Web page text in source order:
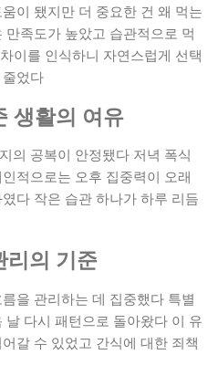
이 됐지만 더 중요한 건 왜 먹는
족도가 높았고 습관적으로 먹
이를 인식하니 자연스럽게 선택
었다
생활의 여유
의 공복이 안정됐다 저녁 폭식
적으로는 오후 집중력이 오래
다 작은 습관 하나가 하루 리듬
리의 기준
을 관리하는 데 집중했다 특별
다시 패턴으로 돌아왔다 이 유
갈 수 있었고 간식에 대한 죄책